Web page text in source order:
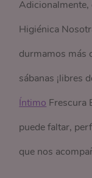
Adicionalmente,
Higiénica
durmamos más
sábanas ¡libres
Íntimo Frescura
puede faltar,
que nos